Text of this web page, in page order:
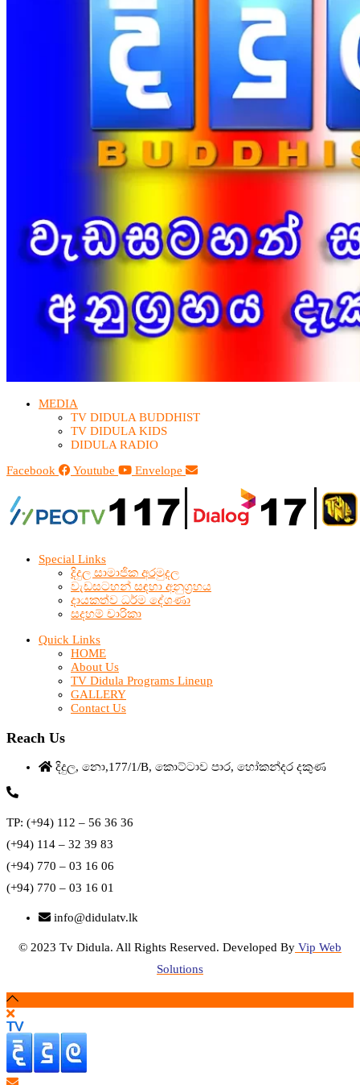
MEDIA
TV DIDULA BUDDHIST​
TV DIDULA KIDS
DIDULA RADIO
Facebook
Youtube Envelope
Special Links
දිදුල සාමාජික අරමුදල
වැඩසටහන් සඳහා අනුග්‍රහය
දායකත්ව ධර්ම දේශණා
සදහම් චාරිකා
Quick Links
HOME
About Us
TV Didula Programs Lineup
GALLERY
Contact Us
Reach Us
දිදුල, නො,177/1/B, කොට්ටාව පාර, හෝකන්දර දකුණ
TP: (+94) 112 – 56 36 36
(+94) 114 – 32 39 83
(+94) 770 – 03 16 06
(+94) 770 – 03 16 01
info@didulatv.lk
© 2023 Tv Didula. All Rights Reserved. Developed By Vip Web
Solutions